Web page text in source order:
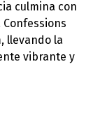
culmina con
llevando la
vibrante y